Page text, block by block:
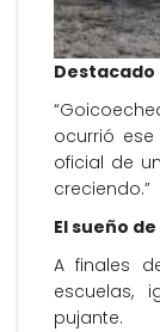
Destacado
ocurrió
oficial de
creciendo.”
El sueño
A finales
escuelas,
pujante.